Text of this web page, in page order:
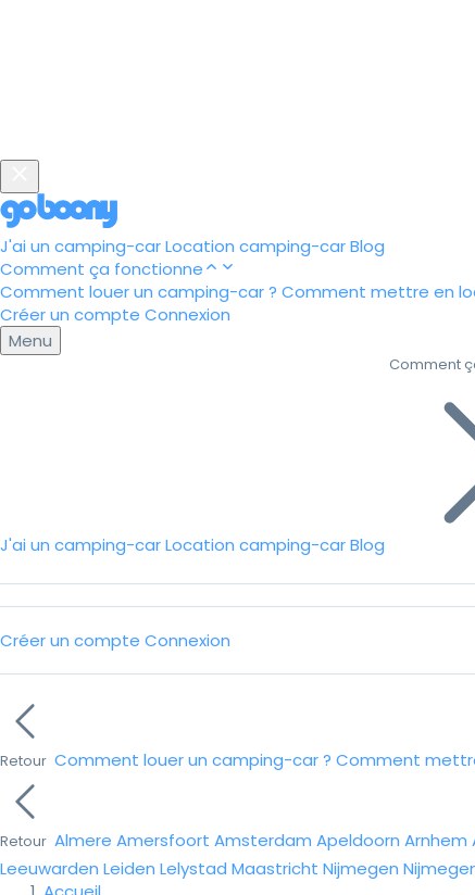
J'ai un camping-carLocation camping-carBlog
Comment ça fonctionne
Comment louer un camping-car ? Comment mettre en
Créer un compte Connexion
Menu
J'ai un camping-carLocation camping-carBlog
Comment
Créer un compte Connexion
Retour Comment louer un camping-car ? Comment
Retour Almere Amersfoort Amsterdam Apeldoorn Arnhem
Leeuwarden Leiden Lelystad Maastricht Nijmegen